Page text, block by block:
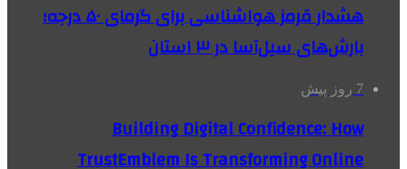
هشدار قرمز هواشناسی برای گرمای ۵۰ درجه؛
بارش‌های سیل‌آسا در ۳ استان
7 روز پیش
Building Digital Confidence: How
TrustEmblem Is Transforming Online